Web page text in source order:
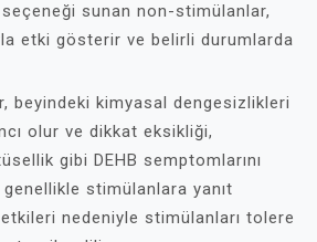
sunan non-stimülanlar,
etki gösterir ve belirli durumlarda
beyindeki kimyasal dengesizlikleri
olur ve dikkat eksikliği,
gibi DEHB semptomlarını
stimülanlara yanıt
nedeniyle stimülanları tolere